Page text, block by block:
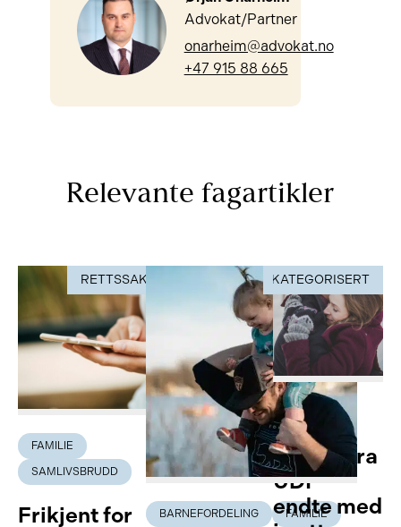
Advokat/Partner
onarheim@advokat.no
+47 915 88 665
Relevante fagartikler
RETTSSAK
FAMILIE
SAMLIVSBRUDD
Frikjent for
RETTSSAK
BARNEFORDELING FAMILIE
UKATEGORISERT
FAMILIE
Avslag fra
UDI –
endte med